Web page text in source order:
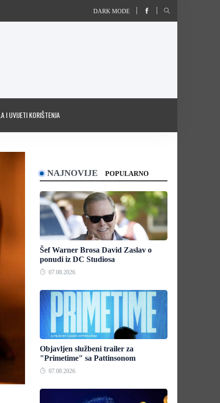
DARK MODE
I UVIJETI KORIŠTENJA
NAJNOVIJE POPULARNO
Šef Warner Brosa David Zaslav o
ponudi iz DC Studiosa
07.08.2026.
Objavljen službeni trailer za
"Primetime" sa Pattinsonom
07.08.2026.